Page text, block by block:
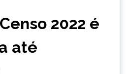
2022 é
até